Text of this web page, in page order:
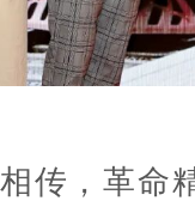
传，革命